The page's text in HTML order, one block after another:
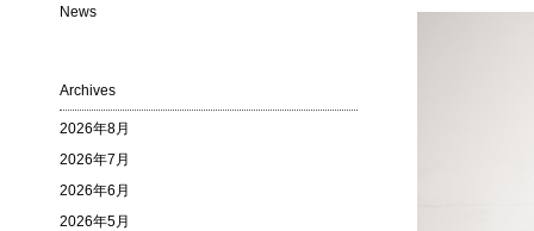
News
Archives
2026年8月
2026年7月
2026年6月
2026年5月